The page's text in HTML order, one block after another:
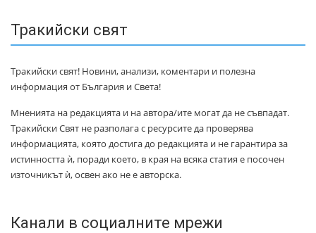
Тракийски свят
Тракийски свят! Новини, анализи, коментари и полезна
информация от България и Света!
Мненията на редакцията и на автора/ите могат да не съвпадат.
Тракийски Свят не разполага с ресурсите да проверява
информацията, която достига до редакцията и не гарантира за
истинността ѝ, поради което, в края на всяка статия е посочен
източникът ѝ, освен ако не е авторска.
Канали в социалните мрежи